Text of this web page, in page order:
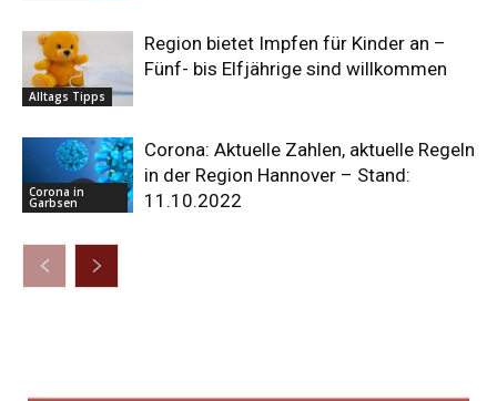
Alltags Tipps
Region bietet Impfen für Kinder an –
Fünf- bis Elfjährige sind willkommen
Corona in
Garbsen
Corona: Aktuelle Zahlen, aktuelle Regeln
in der Region Hannover – Stand:
11.10.2022